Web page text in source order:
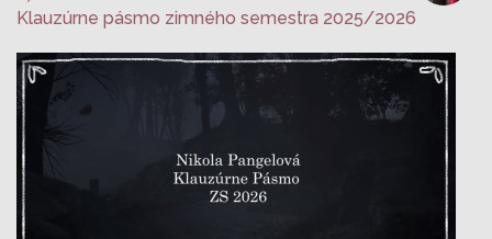
Klauzúrne pásmo zimného semestra 2025/2026